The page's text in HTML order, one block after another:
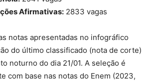
Afirmativas: 2833 vagas
notas apresentadas no infográfico
do último classificado (nota de corte)
noturno do dia 21/01. A seleção é
com base nas notas do Enem (2023,